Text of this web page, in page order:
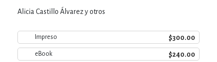
Alicia Castillo Álvarez y otros
Impreso $300.00
eBook $240.00